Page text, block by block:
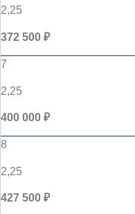
2,25
372 500 ₽
7
2,25
400 000 ₽
8
2,25
427 500 ₽